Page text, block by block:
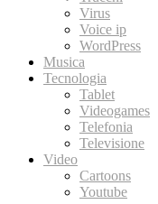
Virus
Voice ip
WordPress
Musica
Tecnologia
Tablet
Videogames
Telefonia
Televisione
Video
Cartoons
Youtube